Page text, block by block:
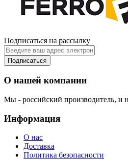
Подписаться на рассылку
Подписаться
О нашей компании
Мы - российский производитель, и
Информация
О нас
Доставка
Политика безопасности